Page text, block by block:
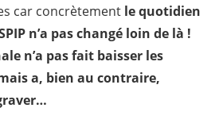
car concrètement le quotidien
n’a pas changé loin de là !
n’a pas fait baisser les
a, bien au contraire,